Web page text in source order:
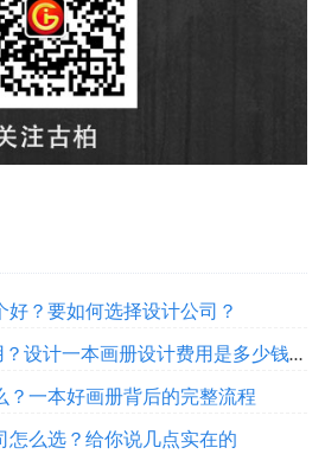
好？要如何选择设计公司？
画册设计费用是多少钱？广州做一本画册需要多少钱？
？一本好画册背后的完整流程
怎么选？给你说几点实在的